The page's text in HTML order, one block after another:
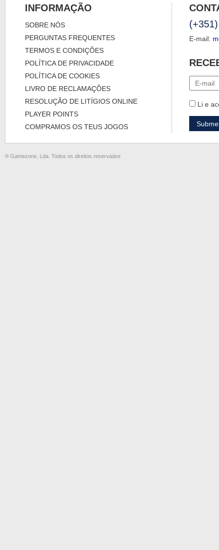
INFORMAÇÃO
SOBRE NÓS
PERGUNTAS FREQUENTES
TERMOS E CONDIÇÕES
POLÍTICA DE PRIVACIDADE
POLÍTICA DE COOKIES
LIVRO DE RECLAMAÇÕES
RESOLUÇÃO DE LITÍGIOS ONLINE
PLAYER POINTS
COMPRAMOS OS TEUS JOGOS
E-mail:
Li e
® Gamezone, Lda. Todos os direitos reservados